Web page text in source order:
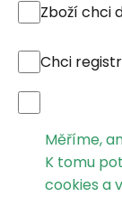
Zboží chci
Chci
Měříme,
K tomu
cookies a